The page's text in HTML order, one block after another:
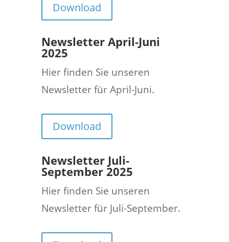
Download
Newsletter April-Juni
2025
Hier finden Sie unseren
Newsletter für April-Juni.
Download
Newsletter Juli-
September 2025
Hier finden Sie unseren
Newsletter für Juli-September.